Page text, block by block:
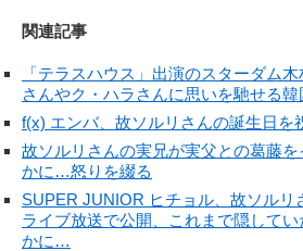
関連記事
「テラスハウス」出演のスターダム
さんやク・ハラさんに思いを馳せる
f(x) エンバ、故ソルリさんの誕生日を
故ソルリさんの実兄が実父との葛藤
かに…怒りを綴る
SUPER JUNIOR ヒチョル、故ソルリ
ライブ放送で公開、これまで隠して
かに…